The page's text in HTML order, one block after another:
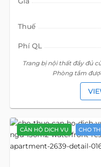
Thuế
Phí QL
Trang bị nội thất đầy đủ
Phòng tắm
CĂN HỘ DỊCH VỤ CHO